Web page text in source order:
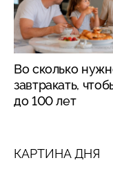
Во сколько
завтракать,
до 100 лет
КАРТИНА ДНЯ